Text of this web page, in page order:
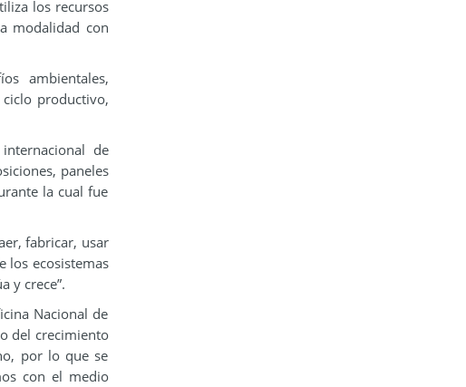
los recursos
modalidad con
ambientales,
productivo,
de
paneles
la cual fue
fabricar, usar
los ecosistemas
y crece”.
Nacional de
del crecimiento
por lo que se
con el medio